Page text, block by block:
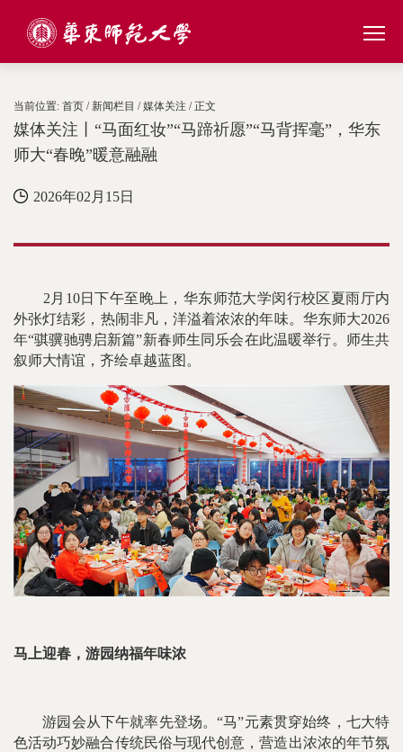
当前位置: 首页 / 新闻栏目 /媒体关注 / 正文
媒体关注丨“马面红妆”“马蹄祈愿”“马背挥毫”，华东
师大“春晚”暖意融融
2026年02月15日
2月10日下午至晚上，华东师范大学闵行校区夏雨厅内
外张灯结彩，热闹非凡，洋溢着浓浓的年味。华东师大2026
年“骐骥驰骋启新篇”新春师生同乐会在此温暖举行。师生共
叙师大情谊，齐绘卓越蓝图。
马上迎春，游园纳福年味浓
游园会从下午就率先登场。“马”元素贯穿始终，七大特
色活动巧妙融合传统民俗与现代创意，营造出浓浓的年节氛